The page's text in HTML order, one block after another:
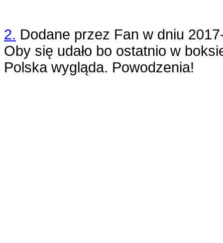
2. Dodane przez Fan w dniu
Oby się udało bo ostatnio w
Polska wygląda. Powodzenia!